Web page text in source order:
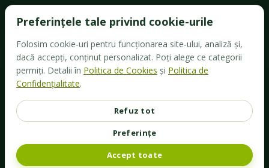
Formular actualizare date
Adeverință de venit
Politica de Confidențialitate
Politica de Cookies
Termeni și Condiții
Preferințele tale privind cookie-urile
Folosim cookie-uri pentru funcționarea site-ului, analiză și,
dacă accepți, conținut personalizat. Poți alege ce categorii
permiți. Detalii în Politica de Cookies și Politica de
Confidențialitate.
Refuz tot
Preferințe
Accept toate